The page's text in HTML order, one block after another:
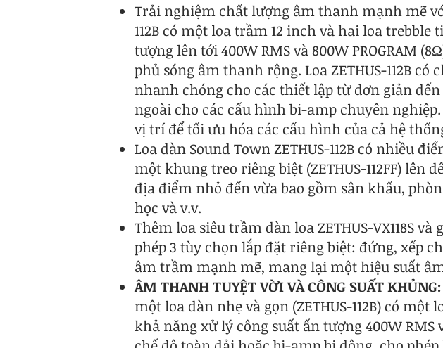
Trải nghiệm chất lượng âm thanh mạnh mẽ với
112B có một loa trầm 12 inch và hai loa
tượng lên tới 400W RMS và 800W PROGRAM
phủ sóng âm thanh rộng. Loa ZETHUS-112B
nhanh chóng cho các thiết lập từ đơn giản
ngoài cho các cấu hình bi-amp chuyên nghiệp.
vị trí để tối ưu hóa các cấu hình của cả hệ
Loa dàn Sound Town ZETHUS-112B có nhiều
một khung treo riêng biệt (ZETHUS-112FF) lên
địa điểm nhỏ đến vừa bao gồm sân khấu,
học và v.v.
Thêm loa siêu trầm dàn loa ZETHUS-VX118S
phép 3 tùy chọn lắp đặt riêng biệt: đứng, xếp
âm trầm mạnh mẽ, mang lại một hiệu suất
ÂM THANH TUYỆT VỜI VÀ CÔNG SUẤT KHỦNG:
một loa dàn nhẹ và gọn (ZETHUS-112B) có
khả năng xử lý công suất ấn tượng 400W